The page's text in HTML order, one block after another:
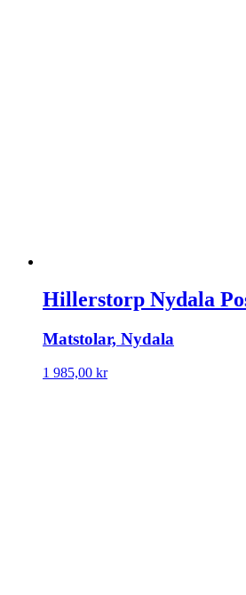
Hillerstorp Nydala
Matstolar, Nydala
1 985,00 kr